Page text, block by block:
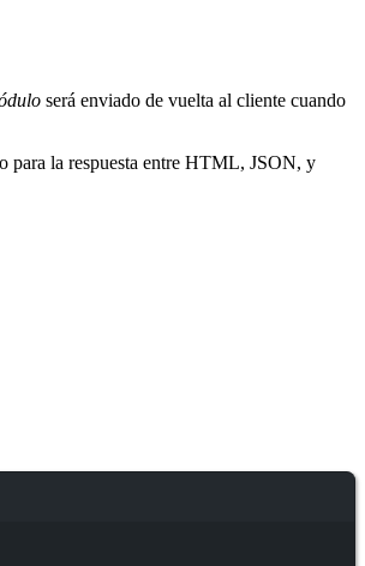
será enviado de vuelta al cliente cuando
para la respuesta entre HTML, JSON, y